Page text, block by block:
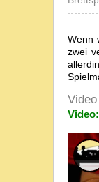
Wenn
zwei